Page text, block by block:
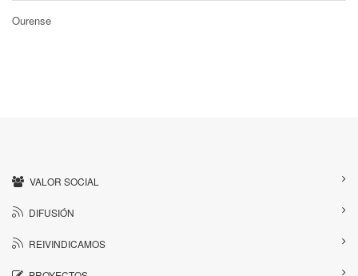
Ourense
VALOR SOCIAL
DIFUSIÓN
REIVINDICAMOS